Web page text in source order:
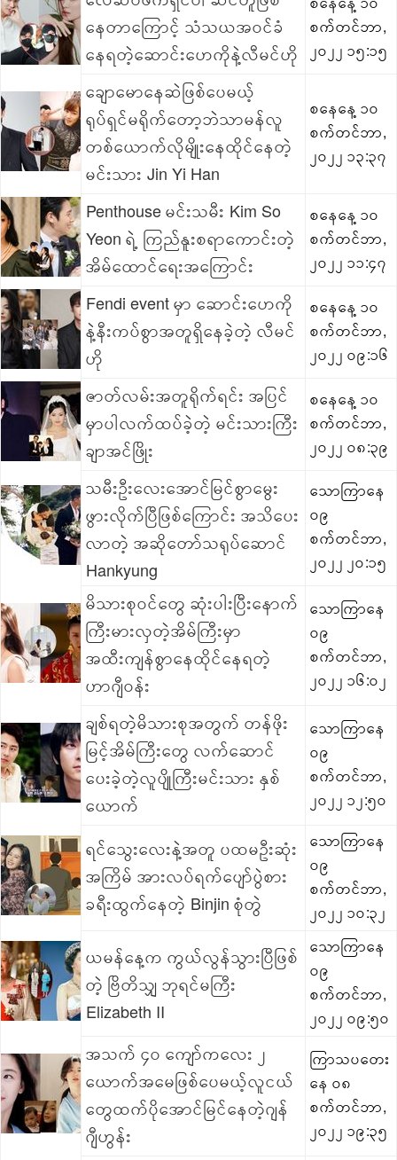
နေတာကြောင့် သံသယအဝင်ခံ
နေရတဲ့ဆောင်းဟေကိုနဲ့လီမင်ဟို
စက်တင်ဘာ,
၂၀၂၂ ၁၅:၁၅
ချောမောနေဆဲဖြစ်ပေမယ့်
ရုပ်ရှင်မရိုက်တော့ဘဲသာမန်လူ
တစ်ယောက်လိုမျိုးနေထိုင်နေတဲ့
မင်းသား Jin Yi Han
စနေနေ့ ၁၀
စက်တင်ဘာ,
၂၀၂၂ ၁၃:၃၇
Penthouse မင်းသမီး Kim So
Yeon ရဲ့ ကြည်နူးစရာကောင်းတဲ့
အိမ်ထောင်ရေးအကြောင်း
စနေနေ့ ၁၀
စက်တင်ဘာ,
၂၀၂၂ ၁၁:၄၇
Fendi event မှာ ဆောင်းဟေကို
နဲ့နီးကပ်စွာအတူရှိနေခဲ့တဲ့ လီမင်
ဟို
စနေနေ့ ၁၀
စက်တင်ဘာ,
၂၀၂၂ ၀၉:၁၆
ဇာတ်လမ်းအတူရိုက်ရင်း အပြင်
မှာပါလက်ထပ်ခဲ့တဲ့ မင်းသားကြီး
ချာအင်ဖြိုး
စနေနေ့ ၁၀
စက်တင်ဘာ,
၂၀၂၂ ၀၈:၃၉
သမီးဦးလေးအောင်မြင်စွာမွေး
ဖွားလိုက်ပြီဖြစ်ကြောင်း အသိပေး
လာတဲ့ အဆိုတော်သရုပ်ဆောင်
Hankyung
သောကြာနေ
၀၉
စက်တင်ဘာ,
၂၀၂၂ ၂၀:၁၅
မိသားစုဝင်တွေ ဆုံးပါးပြီးနောက်
ကြီးမားလှတဲ့အိမ်ကြီးမှာ
အထီးကျန်စွာနေထိုင်နေရတဲ့
ဟာဂျီဝန်း
သောကြာနေ
၀၉
စက်တင်ဘာ,
၂၀၂၂ ၁၆:၀၂
ချစ်ရတဲ့မိသားစုအတွက် တန်ဖိုး
မြင့်အိမ်ကြီးတွေ လက်ဆောင်
ပေးခဲ့တဲ့လူပျိုကြီးမင်းသား နှစ်
ယောက်
သောကြာနေ
၀၉
စက်တင်ဘာ,
၂၀၂၂ ၁၂:၅၀
ရင်သွေးလေးနဲ့အတူ ပထမဦးဆုံး
အကြိမ် အားလပ်ရက်ပျော်ပွဲစား
ခရီးထွက်နေတဲ့ Binjin စုံတွဲ
သောကြာနေ
၀၉
စက်တင်ဘာ,
၂၀၂၂ ၁၀:၃၂
ယမန်နေ့က ကွယ်လွန်သွားပြီဖြစ်
တဲ့ ဗြိတိသျှ ဘုရင်မကြီး
Elizabeth II
သောကြာနေ
၀၉
စက်တင်ဘာ,
၂၀၂၂ ၀၉:၅၀
အသက် ၄၀ ကျော်ကလေး ၂
ယောက်အမေဖြစ်ပေမယ့်လူငယ်
တွေထက်ပိုအောင်မြင်နေတဲ့ဂျန်
ဂျီဟွန်း
ကြာသပတေး
နေ ၀၈
စက်တင်ဘာ,
၂၀၂၂ ၁၉:၃၅